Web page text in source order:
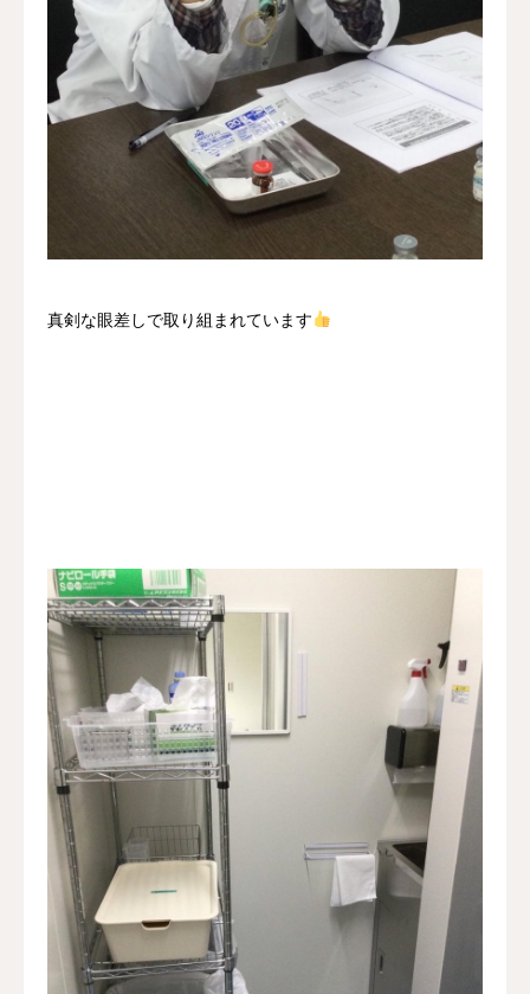
真剣な眼差しで取り組まれています